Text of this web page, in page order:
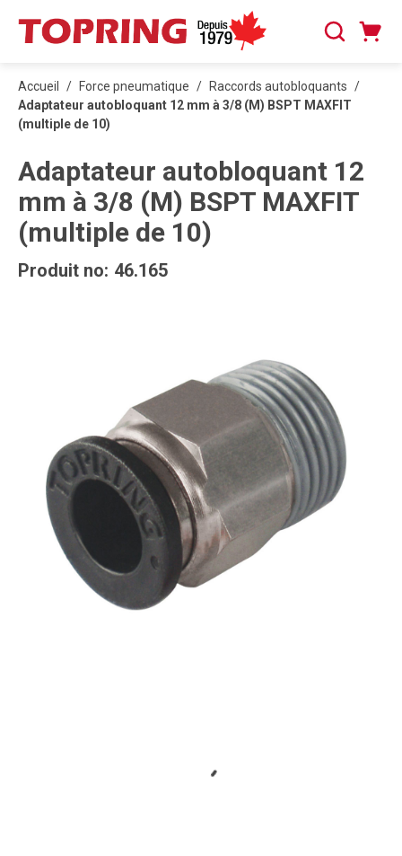
PASSER AU CONTENU PRINCIPAL
Recherche
Accueil / Force pneumatique / Raccords autobloquants /
Adaptateur autobloquant 12 mm à 3/8 (M) BSPT MAXFIT
(multiple de 10)
Adaptateur autobloquant 12
mm à 3/8 (M) BSPT MAXFIT
(multiple de 10)
Produit no: 46.165